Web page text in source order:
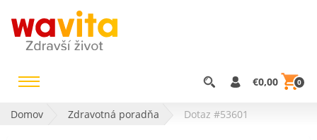
€0,00 0
Domov Zdravotná poradňa Dotaz #53601